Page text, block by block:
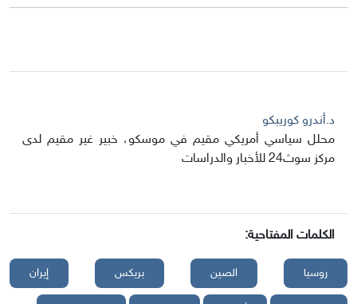
د.أندرو كوريبكو
محلل سياسي أمريكي مقيم في موسكو، خبير غير مقيم لدى
مركز سوث24 للأخبار والدراسات
الكلمات المفتاحية:
روسيا الصين بريكس إيران